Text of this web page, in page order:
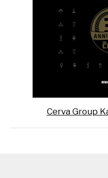
Cerva Group